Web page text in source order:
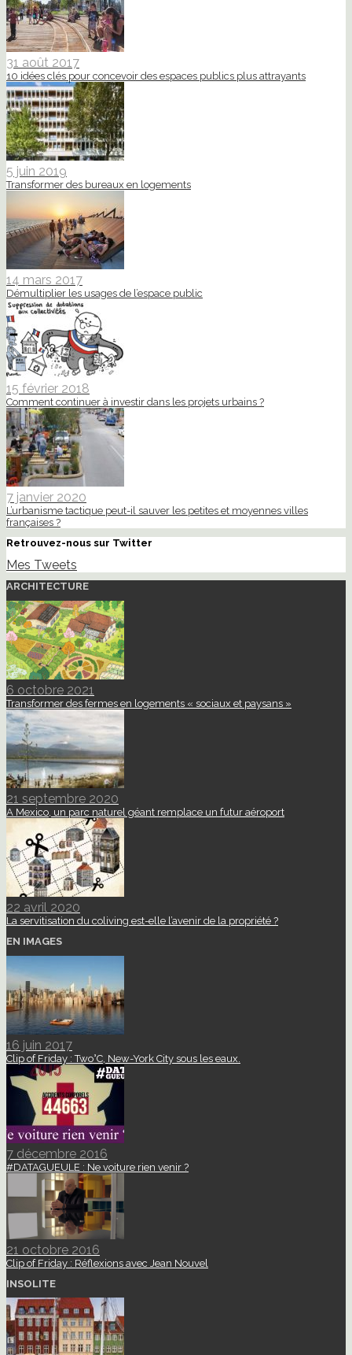
31 août 2017
10 idées clés pour concevoir des espaces publics plus attrayants
5 juin 2019
Transformer des bureaux en logements
14 mars 2017
Démultiplier les usages de l’espace public
15 février 2018
Comment continuer à investir dans les projets urbains ?
7 janvier 2020
L’urbanisme tactique peut-il sauver les petites et moyennes villes
françaises ?
Retrouvez-nous sur Twitter
Mes Tweets
ARCHITECTURE
6 octobre 2021
Transformer des fermes en logements « sociaux et paysans »
21 septembre 2020
A Mexico, un parc naturel géant remplace un futur aéroport
22 avril 2020
La servitisation du coliving est-elle l’avenir de la propriété ?
EN IMAGES
16 juin 2017
Clip of Friday : Two°C, New-York City sous les eaux.
7 décembre 2016
#DATAGUEULE : Ne voiture rien venir ?
21 octobre 2016
Clip of Friday : Réflexions avec Jean Nouvel
INSOLITE